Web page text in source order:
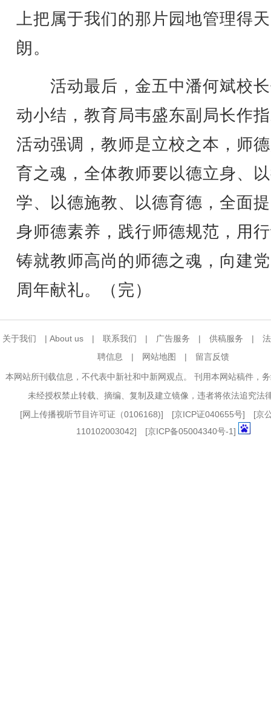
上把属于我们的那片园地管理得
朗。
活动最后，金五中潘何斌校
动小结，教育局韦盛东副局长作
活动强调，教师是立校之本，师
育之魂，全体教师要以德立身、
学、以德施教、以德育德，全面
身师德素养，践行师德规范，用
铸就教师高尚的师德之魂，向建
周年献礼。（完）
关于我们 | About us | 联系我们 | 广告服务 | 供稿服务 |
聘信息
| 网站地图 | 留言反馈
本网站所刊载信息，不代表中新社和中新网观点。 刊用本网站稿件，
未经授权禁止转载、摘编、复制及建立镜像，违者将依法追究法
[网上传播视听节目许可证（0106168)] [京ICP证040655号] [京
110102003042] [京ICP备05004340号-1]